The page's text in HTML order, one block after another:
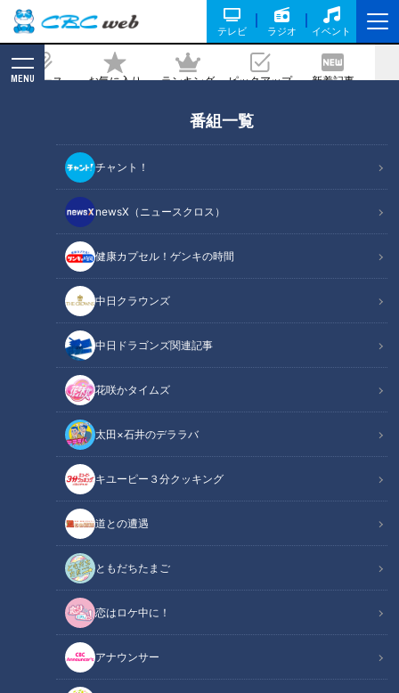
テレビ ラジオ イベント
ニュース お気に入り ランキング ピックアップ 新着記事
MENU
番組一覧
チャント！
newsX（ニュースクロス）
健康カプセル！ゲンキの時間
中日クラウンズ
中日ドラゴンズ関連記事
花咲かタイムズ
太田×石井のデララバ
キユーピー３分クッキング
道との遭遇
ともだちたまご
恋はロケ中に！
アナウンサー
る動物園！お金を使わず楽しめるコスパ
最強スポット
記事に戻る
CBCテレビ：画像 『チャント！』
この記事の画像（全7枚）